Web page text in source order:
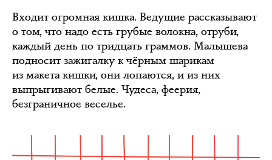
Входит огромная кишка. Ведущие рассказывают
о том, что надо есть грубые волокна, отруби,
каждый день по тридцать граммов. Малышева
подносит зажигалку к чёрным шарикам
из макета кишки, они лопаются, и из них
выпрыгивают белые. Чудеса, феерия,
безграничное веселье.